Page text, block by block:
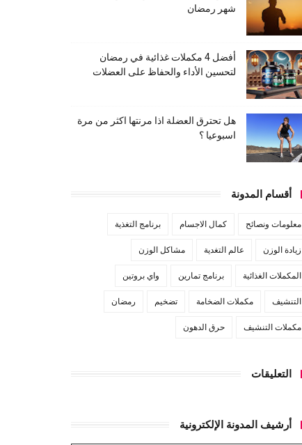
شهر رمضان
أفضل 4 مكملات غذائية في رمضان
لتحسين الأداء والحفاظ على العضلات
هل تحترق العضلة اذا مرنتها اكثر من مرة
اسبوعيا ؟
أقسام المدونة
معلومات ونصائح كمال الاجسام برنامج التغذية
زيادة الوزن عالم التغدية مشاكل الوزن
المكملات الغذائية برنامج تمارين واي بروتين
التنشيف مكملات الضخامة تضخيم رمضان
مكملات التنشيف حرق الدهون
التعليقات
أرشيف المدونة الإلكترونية